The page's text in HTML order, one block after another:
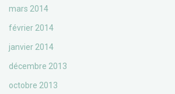
mars 2014
février 2014
janvier 2014
décembre 2013
octobre 2013